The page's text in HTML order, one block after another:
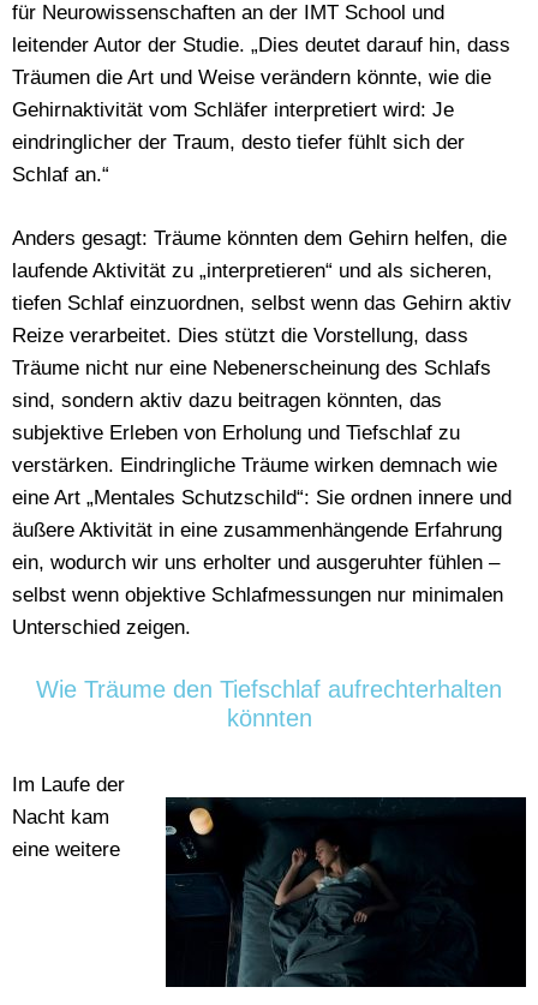
für Neurowissenschaften an der IMT School und
leitender Autor der Studie. „Dies deutet darauf hin, dass
Träumen die Art und Weise verändern könnte, wie die
Gehirnaktivität vom Schläfer interpretiert wird: Je
eindringlicher der Traum, desto tiefer fühlt sich der
Schlaf an.“
Anders gesagt: Träume könnten dem Gehirn helfen, die
laufende Aktivität zu „interpretieren“ und als sicheren,
tiefen Schlaf einzuordnen, selbst wenn das Gehirn aktiv
Reize verarbeitet. Dies stützt die Vorstellung, dass
Träume nicht nur eine Nebenerscheinung des Schlafs
sind, sondern aktiv dazu beitragen könnten, das
subjektive Erleben von Erholung und Tiefschlaf zu
verstärken. Eindringliche Träume wirken demnach wie
eine Art „Mentales Schutzschild“: Sie ordnen innere und
äußere Aktivität in eine zusammenhängende Erfahrung
ein, wodurch wir uns erholter und ausgeruhter fühlen –
selbst wenn objektive Schlafmessungen nur minimalen
Unterschied zeigen.
Wie Träume den Tiefschlaf aufrechterhalten
könnten
Im Laufe der
Nacht kam
eine weitere